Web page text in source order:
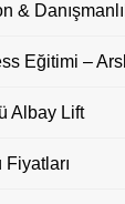
&
Eğitimi –
Albay Lift